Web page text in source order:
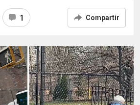
1 Compartir